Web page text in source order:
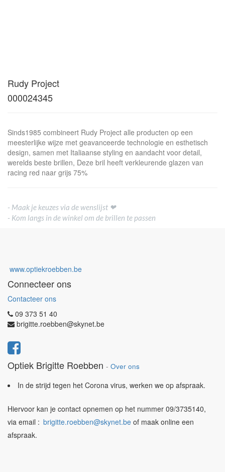
Rudy Project
000024345
Sinds1985 combineert Rudy Project alle producten op een
meesterlijke wijze met geavanceerde technologie en esthetisch
design, samen met Italiaanse styling en aandacht voor detail,
werelds beste brillen, Deze bril heeft verkleurende glazen van
racing red naar grijs 75%
- Maak je keuzes via de wenslijst ❤
- Kom langs in de winkel om de brillen te passen
www.optiekroebben.be
Connecteer ons
Contacteer ons
09 373 51 40
brigitte.roebben@skynet.be
Optiek Brigitte Roebben - Over ons
In de strijd tegen het Corona virus, werken we op afspraak.
Hiervoor kan je contact opnemen op het nummer 09/3735140,
via email : brigitte.roebben@skynet.be of maak online een
afspraak.